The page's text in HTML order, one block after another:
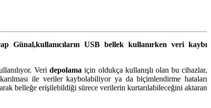
Günal,kullanıcıların USBbellek kullanırken veri kaybı
Veridepolama için oldukça kullanışlı olan bu cihazlar,
ile veriler kaybolabiliyor ya da biçimlendirme hataları
belleğe erişilebildiği sürece verilerin kurtarılabileceğini aktaran